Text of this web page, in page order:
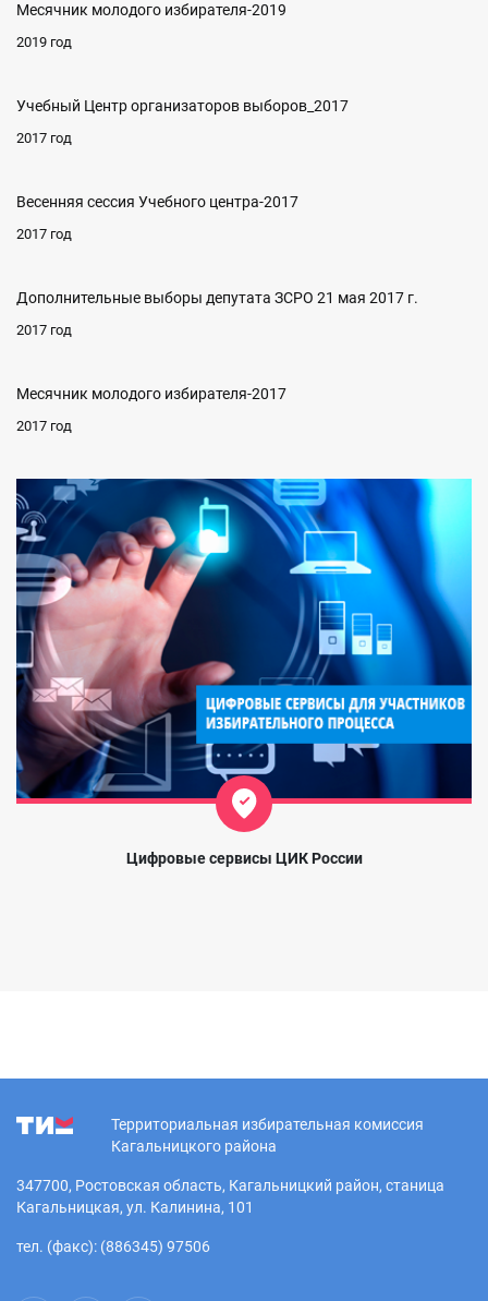
Месячник молодого избирателя-2019
2019 год
Учебный Центр организаторов выборов_2017
2017 год
Весенняя сессия Учебного центра-2017
2017 год
Дополнительные выборы депутата ЗСРО 21 мая 2017 г.
2017 год
Месячник молодого избирателя-2017
2017 год
Цифровые сервисы ЦИК России
Территориальная избирательная комиссия
Кагальницкого района
347700, Ростовская область, Кагальницкий район, станица
Кагальницкая, ул. Калинина, 101
тел. (факс): (886345) 97506